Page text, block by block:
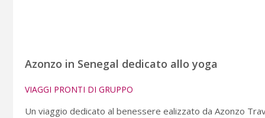
Azonzo in Senegal dedicato allo yoga
VIAGGI PRONTI DI GRUPPO
Un viaggio dedicato al benessere ealizzato da Azonzo